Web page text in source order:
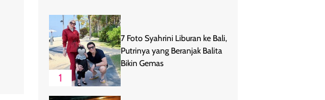
1
7 Foto Syahrini Liburan ke Bali,
Putrinya yang Beranjak Balita
Bikin Gemas